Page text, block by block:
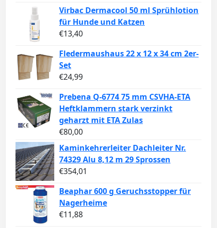
Virbac Dermacool 50 ml Sprühlotion
für Hunde und Katzen
€13,40
Fledermaushaus 22 x 12 x 34 cm 2er-
Set
€24,99
Prebena Q-6774 75 mm CSVHA-ETA
Heftklammern stark verzinkt
geharzt mit ETA Zulas
€80,00
Kaminkehrerleiter Dachleiter Nr.
74329 Alu 8,12 m 29 Sprossen
€354,01
Beaphar 600 g Geruchsstopper für
Nagerheime
€11,88